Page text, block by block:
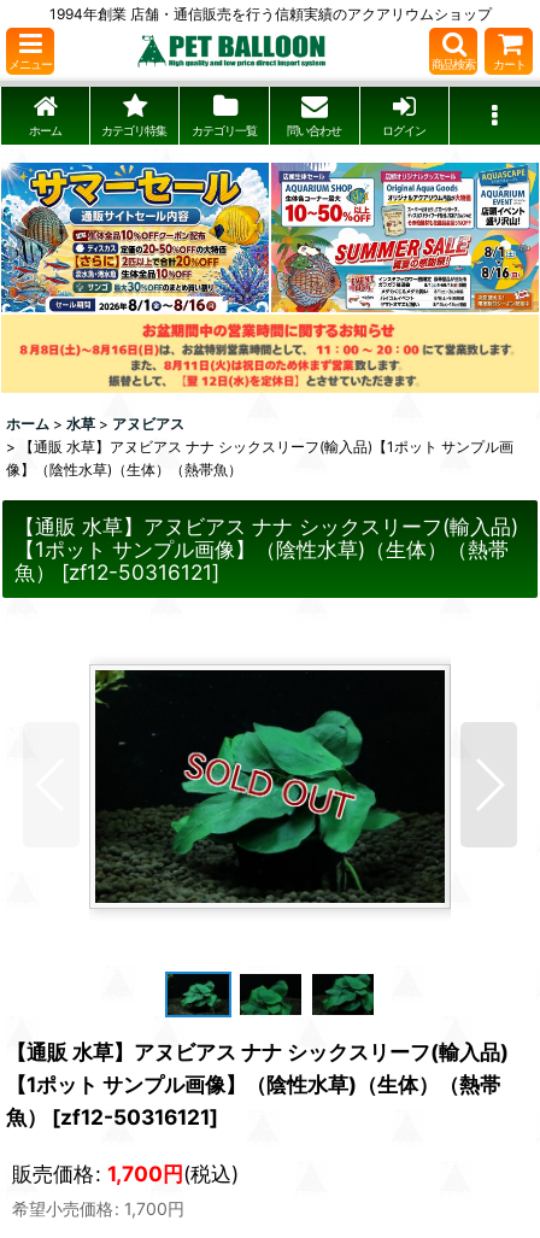
1994年創業 店舗・通信販売を行う信頼実績のアクアリウムショップ
メニュー 商品検索 カート
ホーム カテゴリ特集 カテゴリ一覧 問い合わせ ログイン
ホーム > 水草 > アヌビアス
>
【通販 水草】アヌビアス ナナ シックスリーフ(輸入品)【1ポット サンプル画
像】（陰性水草)（生体）（熱帯魚）
【通販 水草】アヌビアス ナナ シックスリーフ(輸入品)
【1ポット サンプル画像】（陰性水草)（生体）（熱帯
魚）
[zf12-50316121]
【通販 水草】アヌビアス ナナ シックスリーフ(輸入品)
【1ポット サンプル画像】（陰性水草)（生体）（熱帯
魚）
[zf12-50316121]
販売価格: 1,700円(税込)
希望小売価格: 1,700円